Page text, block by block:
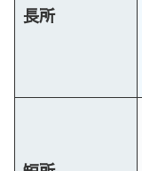
長所